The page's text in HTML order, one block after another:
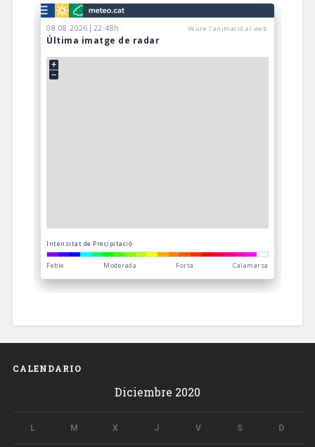
CALENDARIO
Diciembre 2020
L M X J V S D